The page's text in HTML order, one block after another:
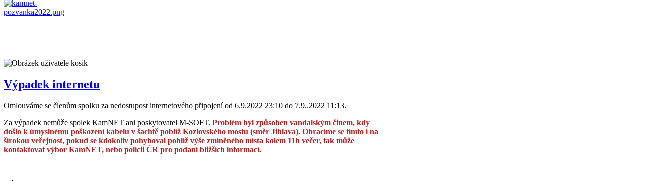
Výpadek internetu
Omlouváme se členům spolku za nedostupost internetového připojení od 6.9.2022 23:10 do 7.9..2022 11:13.
Za výpadek nemůže spolek KamNET ani poskytovatel M-SOFT. Problém byl způsoben vandalským činem, kdy
došlo k úmyslnému poškození kabelu v šachtě poblíž Kozlovského mostu (směr Jihlava). Obracíme se tímto i na
širokou veřejnost, pokud se kdokoliv pohyboval poblíž výše zmíněného místa kolem 11h večer, tak může
kontaktovat výbor KamNET, nebo policii ČR pro podaní bližších informací.